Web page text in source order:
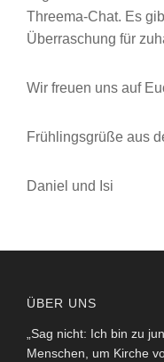
Threema-Chat. Es
Überraschung für
Wir freuen uns auf
Frühlingsgrüße aus
Daniel und Isi
ÜBER UNS
„Sag nicht: Ich bin zu
Menschen, um Kirche